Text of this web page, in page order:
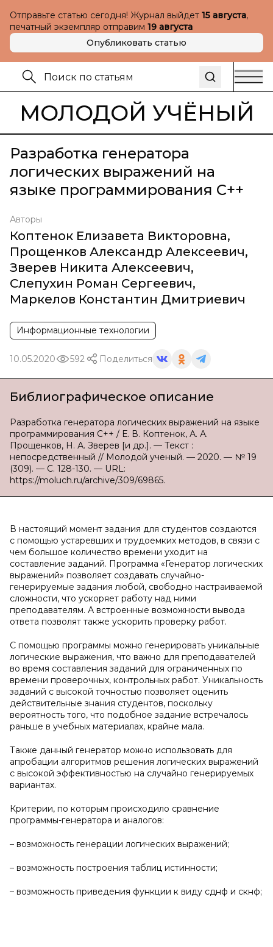
Отправьте статью сегодня! Журнал выйдет 15 августа,
печатный экземпляр отправим 19 августа
Опубликовать статью
МОЛОДОЙ УЧЁНЫЙ
Разработка генератора
логических выражений на
языке программирования С++
Авторы
Коптенок Елизавета Викторовна,
Прощенков Александр Алексеевич,
Зверев Никита Алексеевич,
Слепухин Роман Сергеевич,
Маркелов Константин Дмитриевич
Информационные технологии
10.05.2020 592 Поделиться
Библиографическое описание
Разработка генератора логических выражений на языке
программирования С++ / Е. В. Коптенок, А. А.
Прощенков, Н. А. Зверев [и др.]. — Текст :
непосредственный // Молодой ученый. — 2020. — № 19
(309). — С. 128-130. — URL:
https://moluch.ru/archive/309/69865.
В настоящий момент задания для студентов создаются
с помощью устаревших и трудоемких методов, в связи с
чем большое количество времени уходит на
составление заданий. Программа «Генератор логических
выражений» позволяет создавать случайно-
генерируемые задания любой, свободно настраиваемой
сложности, что ускоряет работу над ними
преподавателям. А встроенные возможности вывода
ответа позволят также ускорить проверку работ.
С помощью программы можно генерировать уникальные
логические выражения, что важно для преподавателей
во время составления заданий для ограниченных по
времени проверочных, контрольных работ. Уникальность
заданий с высокой точностью позволяет оценить
действительные знания студентов, поскольку
вероятность того, что подобное задание встречалось
раньше в учебных материалах, крайне мала.
Также данный генератор можно использовать для
апробации алгоритмов решения логических выражений
с высокой эффективностью на случайно генерируемых
вариантах.
Критерии, по которым происходило сравнение
программы-генератора и аналогов:
– возможность генерации логических выражений;
– возможность построения таблиц истинности;
– возможность приведения функции к виду сднф и скнф;